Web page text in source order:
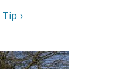
Tip ›